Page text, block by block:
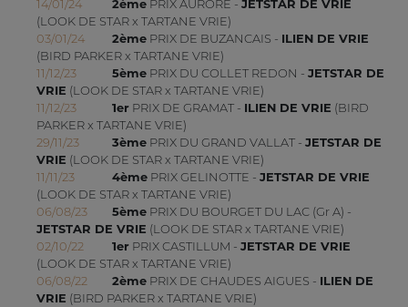
14/01/24
2èmePRIX AURORE - JETSTAR DE VRIE
(LOOK DE STAR x TARTANE VRIE)
03/01/24
2èmePRIX DE BUZANCAIS - ILIEN DE VRIE
(BIRD PARKER x TARTANE VRIE)
11/12/23
5èmePRIX DU COLLET REDON - JETSTAR DE
VRIE (LOOK DE STAR x TARTANE VRIE)
11/12/23
1erPRIX DE GRAMAT - ILIEN DE VRIE (BIRD
PARKER x TARTANE VRIE)
29/11/23
3èmePRIX DU GRAND VALLAT - JETSTAR DE
VRIE (LOOK DE STAR x TARTANE VRIE)
11/11/23
4èmePRIX GELINOTTE - JETSTAR DE VRIE
(LOOK DE STAR x TARTANE VRIE)
06/08/23
5èmePRIX DU BOURGET DU LAC (Gr A) -
JETSTAR DE VRIE (LOOK DE STAR x TARTANE VRIE)
02/10/22
1erPRIX CASTILLUM - JETSTAR DE VRIE
(LOOK DE STAR x TARTANE VRIE)
06/08/22
2èmePRIX DE CHAUDES AIGUES - ILIEN DE
VRIE (BIRD PARKER x TARTANE VRIE)